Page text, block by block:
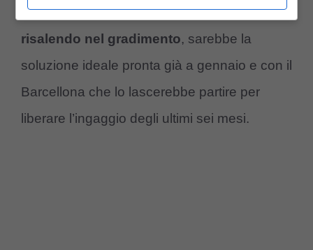
sarebbe pronto.Marcos Alonso sta
risalendo nel gradimento, sarebbe la
soluzione ideale pronta già a gennaio e con il
Barcellona che lo lascerebbe partire per
liberare l’ingaggio degli ultimi sei mesi.